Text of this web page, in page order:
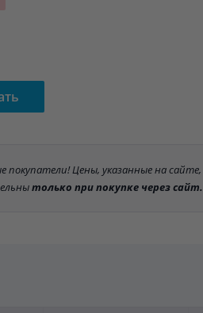
покупатели! Цены, указанные на сайте,
только при покупке через сайт.